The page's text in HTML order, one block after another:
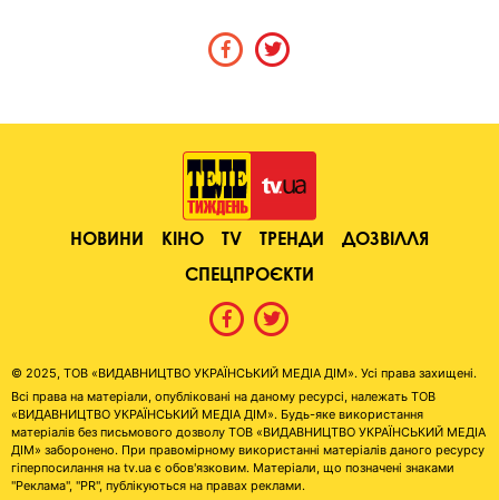
НОВИНИ КІНО TV ТРЕНДИ
ДОЗВІЛЛЯ
СПЕЦПРОЄКТИ
© 2025, ТОВ «ВИДАВНИЦТВО УКРАЇНСЬКИЙ МЕДІА ДІМ». Усі права захищені.
Всі права на матеріали, опубліковані на даному ресурсі, належать ТОВ
«ВИДАВНИЦТВО УКРАЇНСЬКИЙ МЕДІА ДІМ». Будь-яке використання
матеріалів без письмового дозволу ТОВ «ВИДАВНИЦТВО УКРАЇНСЬКИЙ МЕДІА
ДІМ» заборонено. При правомірному використанні матеріалів даного ресурсу
гіперпосилання на tv.ua є обов'язковим. Матеріали, що позначені знаками
"Реклама", "PR", публікуються на правах реклами.